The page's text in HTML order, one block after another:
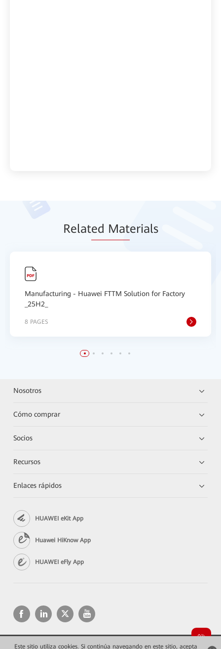
Este sitio utiliza cookies. Si continúa navegando en este sitio, acepta
Related Materials
Manufacturing - Huawei FTTM Solution for Factory
_25H2_
8 PAGES
Nosotros
Cómo comprar
Socios
Recursos
Enlaces rápidos
HUAWEI eKit App
Huawei HiKnow App
HUAWEI eFly App
Copyright © 2026 Huawei Technologies Co., Ltd. Todos los derechos reservados.